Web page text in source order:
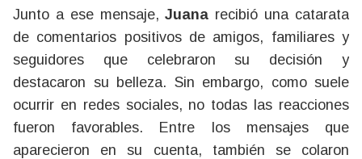
Junto a ese mensaje,Juana recibió una catarata
de comentarios positivos de amigos, familiares y
seguidores que celebraron su decisión y
destacaron su belleza. Sin embargo, como suele
ocurrir en redes sociales, no todas las reacciones
fueron favorables. Entre los mensajes que
aparecieron en su cuenta, también se colaron